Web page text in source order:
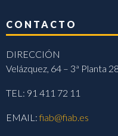
CONTACTO
DIRECCIÓN
Velázquez, 64 – 3ª Planta
TEL: 91 411 72 11
EMAIL:fiab@fiab.es